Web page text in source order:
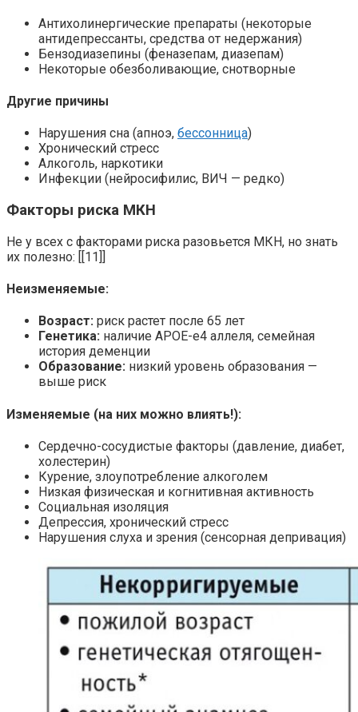
Антихолинергические препараты (некоторые
антидепрессанты, средства от недержания)
Бензодиазепины (феназепам, диазепам)
Некоторые обезболивающие, снотворные
Другие причины
Нарушения сна (апноэ, бессонница)
Хронический стресс
Алкоголь, наркотики
Инфекции (нейросифилис, ВИЧ — редко)
Факторы риска МКН
Не у всех с факторами риска разовьется МКН, но знать
их полезно: [[11]]
Неизменяемые:
Возраст: риск растет после 65 лет
Генетика: наличие APOE-e4 аллеля, семейная
история деменции
Образование: низкий уровень образования —
выше риск
Изменяемые (на них можно влиять!):
Сердечно-сосудистые факторы (давление, диабет,
холестерин)
Курение, злоупотребление алкоголем
Низкая физическая и когнитивная активность
Социальная изоляция
Депрессия, хронический стресс
Нарушения слуха и зрения (сенсорная депривация)